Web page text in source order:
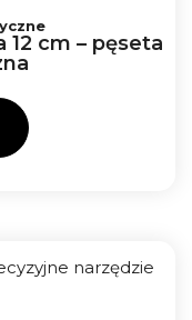
12 cm – pęseta